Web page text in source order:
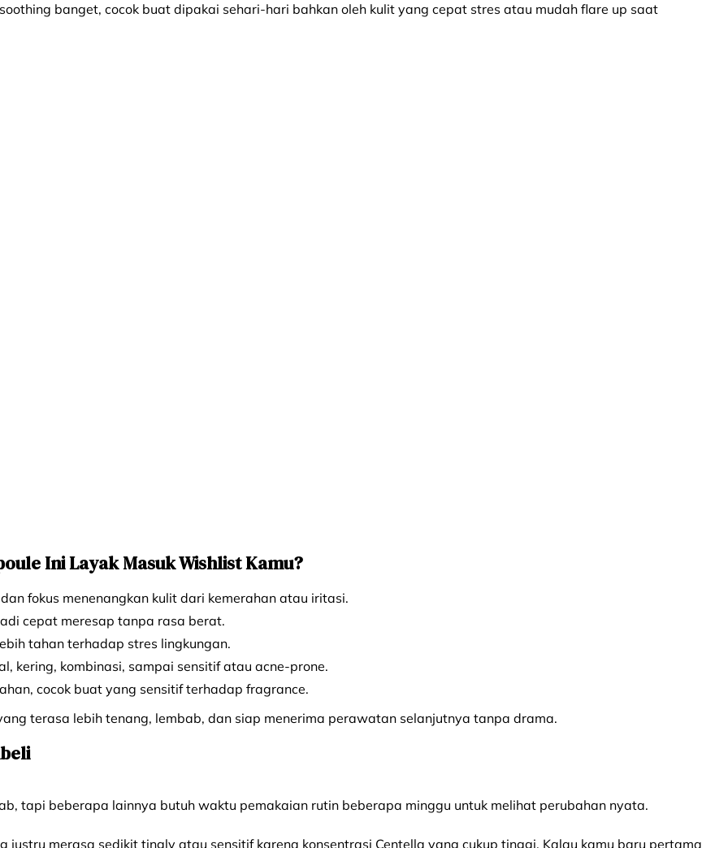
banget, cocok buat dipakai sehari-hari bahkan oleh kulit yang cepat stres atau mudah flare up saat
Ini Layak Masuk Wishlist Kamu?
fokus menenangkan kulit dari kemerahan atau iritasi.
cepat meresap tanpa rasa berat.
tahan terhadap stres lingkungan.
kering, kombinasi, sampai sensitif atau acne-prone.
cocok buat yang sensitif terhadap fragrance.
terasa lebih tenang, lembab, dan siap menerima perawatan selanjutnya tanpa drama.
tapi beberapa lainnya butuh waktu pemakaian rutin beberapa minggu untuk melihat perubahan nyata.
justru merasa sedikit tingly atau sensitif karena konsentrasi Centella yang cukup tinggi. Kalau kamu baru pertama